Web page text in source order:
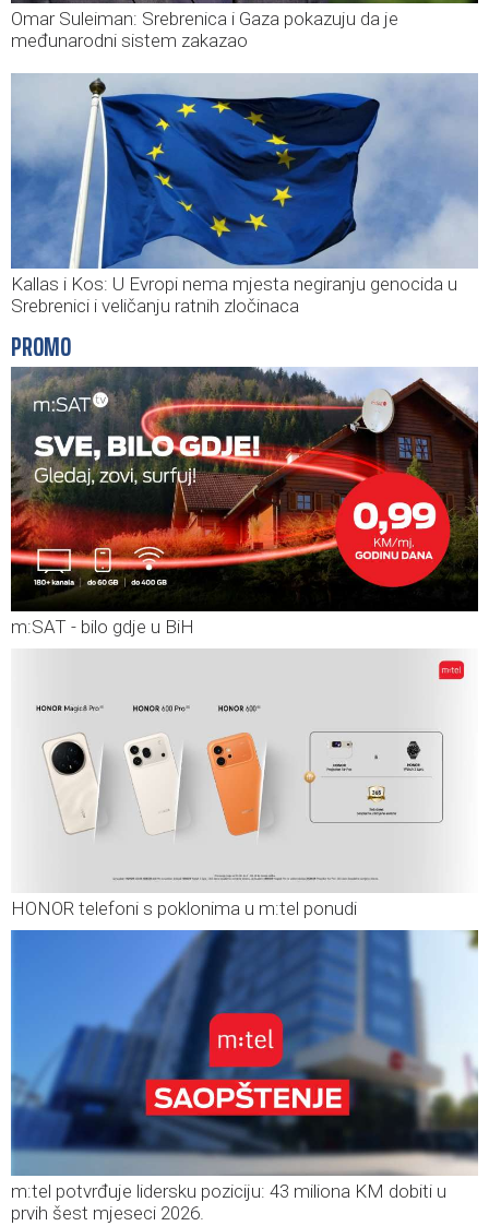
Omar Suleiman: Srebrenica i Gaza pokazuju da je
međunarodni sistem zakazao
Kallas i Kos: U Evropi nema mjesta negiranju genocida u
Srebrenici i veličanju ratnih zločinaca
PROMO
m:SAT - bilo gdje u BiH
HONOR telefoni s poklonima u m:tel ponudi
m:tel potvrđuje lidersku poziciju: 43 miliona KM dobiti u
prvih šest mjeseci 2026.